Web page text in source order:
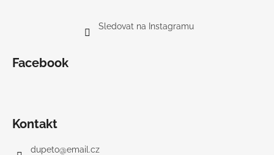
Sledovat na Instagramu
Facebook
Kontakt
dupeto@email.cz